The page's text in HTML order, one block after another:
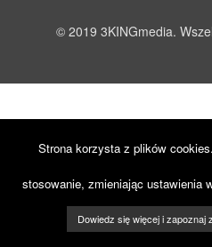
© 2019 3KINGmedia.
Strona korzysta z plików
stosowanie, zmieniając ustawienia
Dowiedz się więcej i zapoznaj